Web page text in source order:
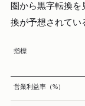
圏から黒字転換
換が予想されてい
指標
営業利益率（%）